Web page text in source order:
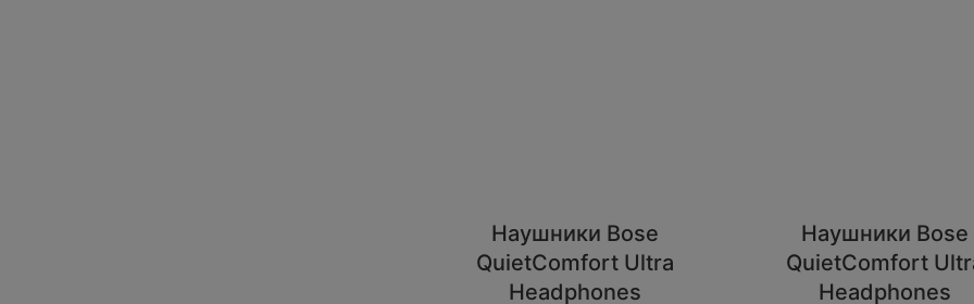
Наушники Bose
QuietComfort Ultra
Headphones
Наушники Bose
QuietComfort
Headphones